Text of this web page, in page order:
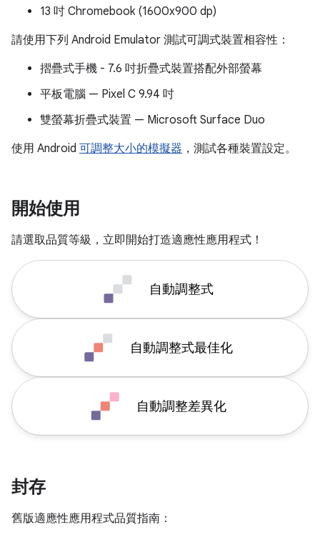
13 吋 Chromebook (1600x900 dp)
請使用下列 Android Emulator 測試可調式裝置相容性：
摺疊式手機 - 7.6 吋折疊式裝置搭配外部螢幕
平板電腦 — Pixel C 9.94 吋
雙螢幕折疊式裝置 — Microsoft Surface Duo
使用 Android 可調整大小的模擬器 ，測試各種裝置設定。
開始使用
請選取品質等級，立即開始打造適應性應用程式！
自動調整式
自動調整式最佳化
自動調整差異化
封存
舊版適應性應用程式品質指南：